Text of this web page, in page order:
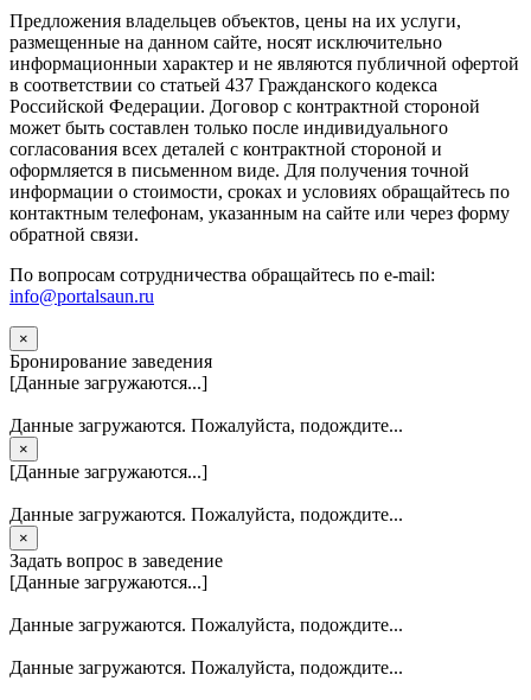
Предложения владельцев объектов, цены на их услуги,
размещенные на данном сайте, носят исключительно
информационныи характер и не являются публичной офертой
в соответствии со статьей 437 Гражданского кодекса
Российской Федерации. Договор с контрактной стороной
может быть составлен только после индивидуального
согласования всех деталей с контрактной стороной и
оформляется в письменном виде. Для получения точной
информации о стоимости, сроках и условиях обращайтесь по
контактным телефонам, указанным на сайте или через форму
обратной связи.
По вопросам сотрудничества обращайтесь по e-mail:
info@portalsaun.ru
×
Бронирование заведения
[Данные загружаются...]
Данные загружаются. Пожалуйста, подождите...
×
[Данные загружаются...]
Данные загружаются. Пожалуйста, подождите...
×
Задать вопрос в заведение
[Данные загружаются...]
Данные загружаются. Пожалуйста, подождите...
Данные загружаются. Пожалуйста, подождите...